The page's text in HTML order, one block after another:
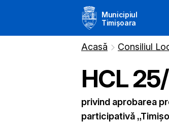
Municipiul
Timișoara
Acasă Consiliul
HCL25/
privind aprobarea
participativă